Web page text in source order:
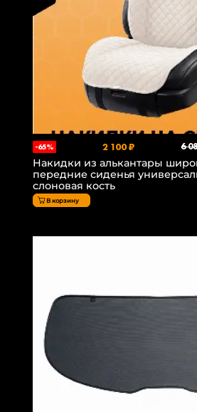
-65% 2 100 ₽ 6
Накидки из алькантары
передние сиденья
слоновая кость
В корзину